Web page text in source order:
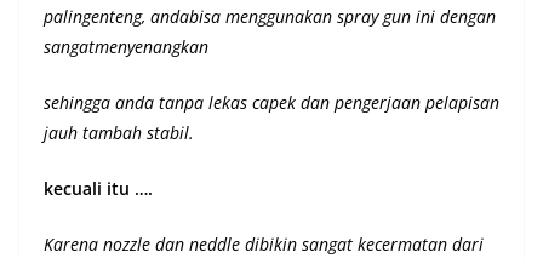
palingenteng, andabisa menggunakan spray gun ini dengan
sangatmenyenangkan
sehingga anda tanpa lekas capek dan pengerjaan pelapisan
jauh tambah stabil.
kecuali itu ….
Karena nozzle dan neddle dibikin sangat kecermatan dari